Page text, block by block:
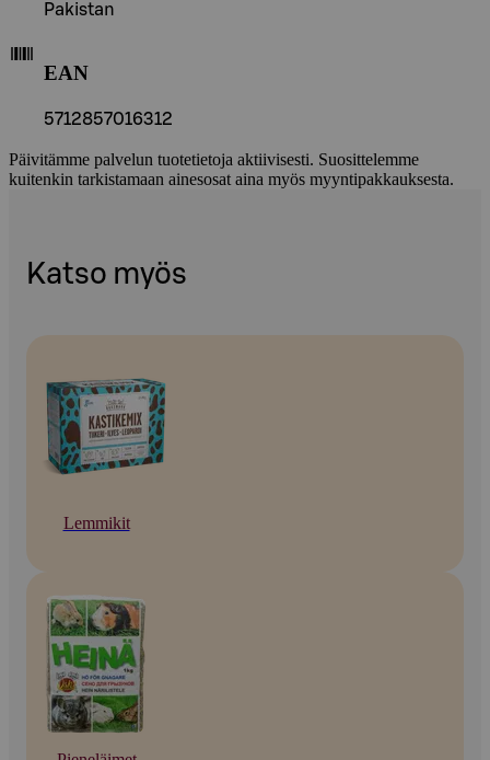
Pakistan
EAN
5712857016312
Päivitämme palvelun tuotetietoja aktiivisesti. Suosittelemme
kuitenkin tarkistamaan ainesosat aina myös myyntipakkauksesta.
Katso myös
Lemmikit